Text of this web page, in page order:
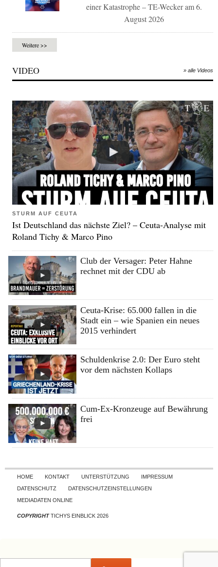
einer Katastrophe – TE-Wecker am 6.
August 2026
Weitere >>
VIDEO » alle Videos
STURM AUF CEUTA
Ist Deutschland das nächste Ziel? – Ceuta-Analyse mit
Roland Tichy & Marco Pino
Club der Versager: Peter Hahne
rechnet mit der CDU ab
Ceuta-Krise: 65.000 fallen in die
Stadt ein – wie Spanien ein neues
2015 verhindert
Schuldenkrise 2.0: Der Euro steht
vor dem nächsten Kollaps
Cum-Ex-Kronzeuge auf Bewährung
frei
Skip to content
HOME KONTAKT UNTERSTÜTZUNG
IMPRESSUM
DATENSCHUTZ
DATENSCHUTZEINSTELLUNGEN
MEDIADATEN ONLINE
COPYRIGHTTICHYS EINBLICK 2026